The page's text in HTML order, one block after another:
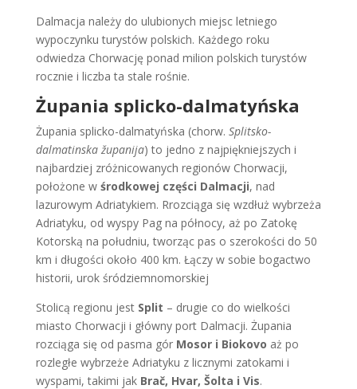
Dalmacja należy do ulubionych miejsc letniego
wypoczynku turystów polskich. Każdego roku
odwiedza Chorwację ponad milion polskich turystów
rocznie i liczba ta stale rośnie.
Żupania splicko-dalmatyńska
Żupania splicko-dalmatyńska (chorw. Splitsko-
dalmatinska županija) to jedno z najpiękniejszych i
najbardziej zróżnicowanych regionów Chorwacji,
położone w środkowej części Dalmacji, nad
lazurowym Adriatykiem. Rrozciąga się wzdłuż wybrzeża
Adriatyku, od wyspy Pag na północy, aż po Zatokę
Kotorską na południu, tworząc pas o szerokości do 50
km i długości około 400 km. Łączy w sobie bogactwo
historii, urok śródziemnomorskiej
Stolicą regionu jest Split – drugie co do wielkości
miasto Chorwacji i główny port Dalmacji. Żupania
rozciąga się od pasma gór Mosor i Biokovo aż po
rozległe wybrzeże Adriatyku z licznymi zatokami i
wyspami, takimi jak Brač, Hvar, Šolta i Vis.